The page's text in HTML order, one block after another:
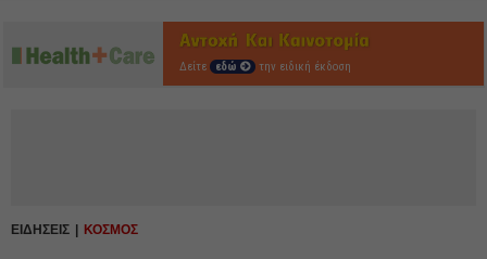
Δείτε εδώ την ειδική έκδοση
ΕΙΔΗΣΕΙΣ ΚΟΣΜΟΣ